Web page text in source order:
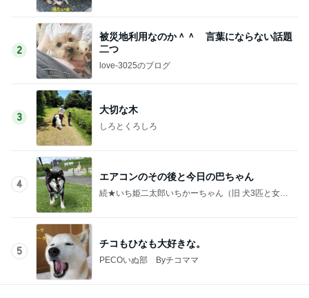
2
被災地利用なのか＾＾ 言葉にならない話題
二つ
love-3025のブログ
3
大切な木
しろとくろしろ
4
エアコンのその後と今日の巴ちゃん
続★いち姫二太郎いちかーちゃん（旧 犬3匹と女一
5
チコもひなも大好きな。
PECOいぬ部 Byチコママ